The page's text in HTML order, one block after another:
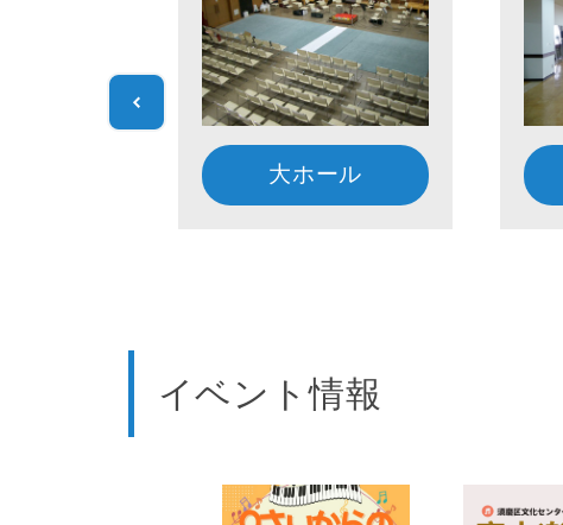
大ホール
イベント情報